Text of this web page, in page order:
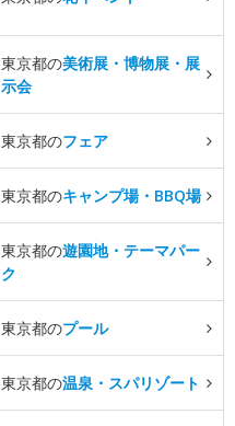
東京都の美術展・博物展・展
示会
東京都のフェア
東京都のキャンプ場・BBQ場
東京都の遊園地・テーマパー
ク
東京都のプール
東京都の温泉・スパリゾート